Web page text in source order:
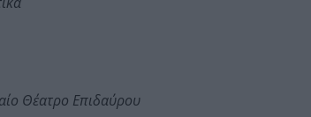
Θέατρο Επιδαύρου